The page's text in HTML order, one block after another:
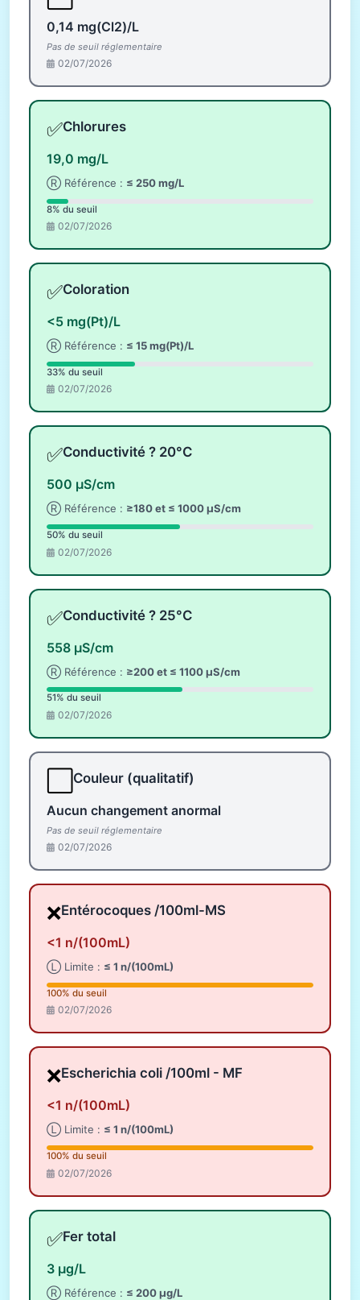
0,14 mg(Cl2)/L
Pas de seuil réglementaire
02/07/2026
✅Chlorures
19,0 mg/L
Ⓡ Référence : ≤ 250 mg/L
8% du seuil
02/07/2026
✅Coloration
<5 mg(Pt)/L
Ⓡ Référence : ≤ 15 mg(Pt)/L
33% du seuil
02/07/2026
✅Conductivité ? 20°C
500 µS/cm
Ⓡ Référence : ≥180 et ≤ 1000 µS/cm
50% du seuil
02/07/2026
✅Conductivité ? 25°C
558 µS/cm
Ⓡ Référence : ≥200 et ≤ 1100 µS/cm
51% du seuil
02/07/2026
Couleur (qualitatif)
Aucun changement anormal
Pas de seuil réglementaire
02/07/2026
❌Entérocoques /100ml-MS
<1 n/(100mL)
Ⓛ Limite : ≤ 1 n/(100mL)
100% du seuil
02/07/2026
❌Escherichia coli /100ml - MF
<1 n/(100mL)
Ⓛ Limite : ≤ 1 n/(100mL)
100% du seuil
02/07/2026
✅Fer total
3 µg/L
Ⓡ Référence : ≤ 200 µg/L